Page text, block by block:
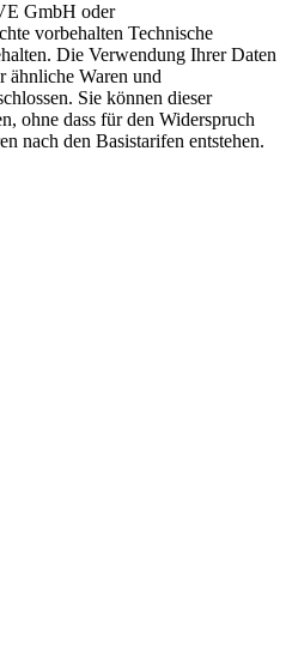
GmbH oder
vorbehalten Technische
Die Verwendung Ihrer Daten
ähnliche Waren und
Sie können dieser
ohne dass für den Widerspruch
nach den Basistarifen entstehen.